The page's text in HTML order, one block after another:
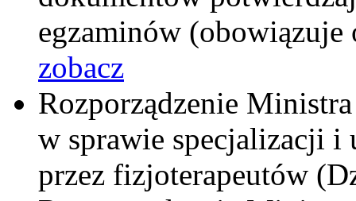
egzaminów
zobacz
Rozporządzenie
w sprawie specjalizacji i
przez fizjoterapeutów